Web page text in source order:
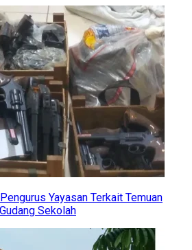
Yayasan Terkait Temuan
Sekolah